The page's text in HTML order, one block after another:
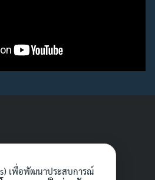
เพื่อพัฒนาประสบการณ์